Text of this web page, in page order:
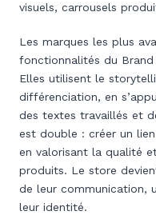
visuels, carrousels
Les marques les plus
fonctionnalités du
Elles utilisent le
différenciation, en
des textes travaillés et
est double : créer un
en valorisant la qualité
produits. Le store
de leur communication,
leur identité.